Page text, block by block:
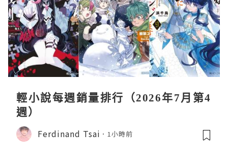
輕小說每週銷量排行（2026年7月第4
週）
Ferdinand Tsai 1小時前